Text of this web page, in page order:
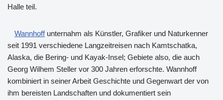
Halle teil.
Wannhoffunternahm als Künstler, Grafiker und Naturkenner
seit 1991 verschiedene Langzeitreisen nach Kamtschatka,
Alaska, die Bering- und Kayak-Insel; Gebiete also, die auch
Georg Wilhem Steller vor 300 Jahren erforschte. Wannhoff
kombiniert in seiner Arbeit Geschichte und Gegenwart der von
ihm bereisten Landschaften und dokumentiert sein